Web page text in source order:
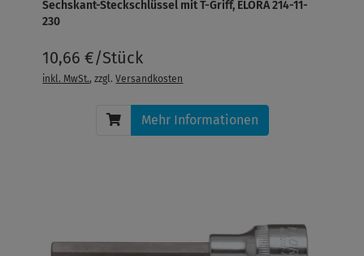
Sechskant-Steckschlüssel mit T-Griff, ELORA 214-11-
230
10,66 €/Stück
inkl. MwSt., zzgl.Versandkosten
Mehr Informationen